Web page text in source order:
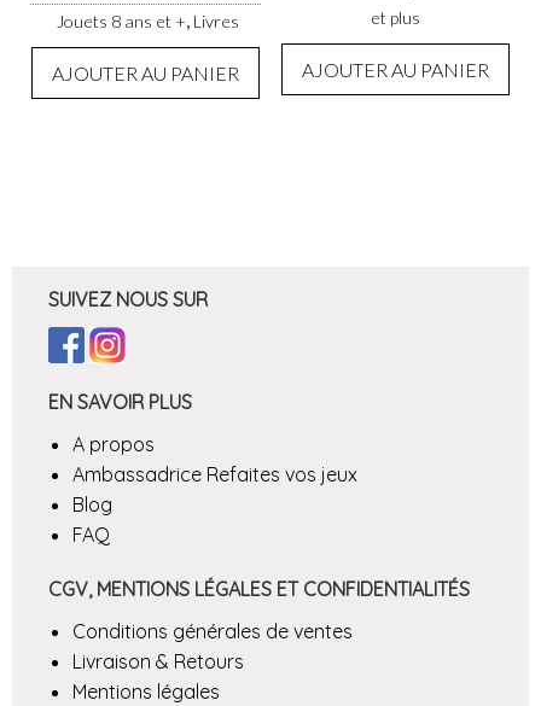
Jouets 8 ans et +, Livres
AJOUTER AU PANIER
et plus
AJOUTER AU PANIER
SUIVEZ NOUS SUR
EN SAVOIR PLUS
A propos
Ambassadrice Refaites vos jeux
Blog
FAQ
CGV, MENTIONS LÉGALES ET CONFIDENTIALITÉS
Conditions générales de ventes
Livraison & Retours
Mentions légales